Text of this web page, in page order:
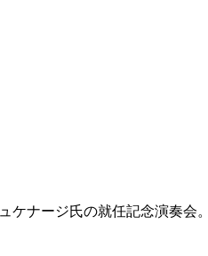
ケナージ氏の就任記念演奏会。